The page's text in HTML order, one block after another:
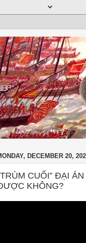
DECEMBER 20,
CUỐI” ĐẠI
KHÔNG?